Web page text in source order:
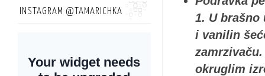
1. U brašno
i vanilin
okruglim
INSTAGRAM @TAMARICHKA